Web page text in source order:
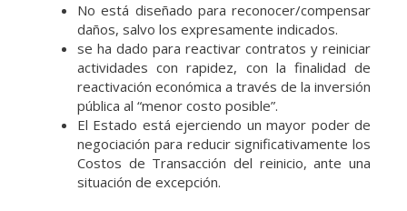
No está diseñado para reconocer/compensar
daños, salvo los expresamente indicados.
se ha dado para reactivar contratos y reiniciar
actividades con rapidez, con la finalidad de
reactivación económica a través de la inversión
pública al “menor costo posible”.
El Estado está ejerciendo un mayor poder de
negociación para reducir significativamente los
Costos de Transacción del reinicio, ante una
situación de excepción.